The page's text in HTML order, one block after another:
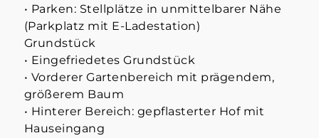
• Parken: Stellplätze in unmittelbarer Nähe
(Parkplatz mit E-Ladestation)
Grundstück
• Eingefriedetes Grundstück
• Vorderer Gartenbereich mit prägendem,
größerem Baum
• Hinterer Bereich: gepflasterter Hof mit
Hauseingang